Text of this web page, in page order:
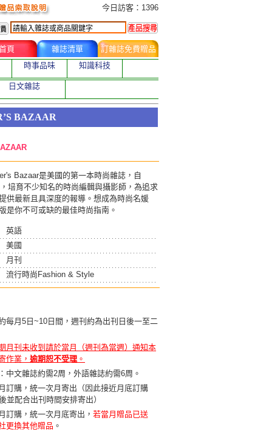
BAZAAR
Bazaar是美國的第一本時尚雜誌，自
培育不少知名的時尚編輯與攝影師，為追求
供最新且具深度的報導。想成為時尚名媛
是你不可或缺的最佳時尚指南。
英語
美國
月刊
流行時尚Fashion & Style
每月5日~10日間，週刊約為出刊日後一至二
月刊未收到請於當月（週刊為當週）通知本
作業， 逾期恕不受理 。
：中文雜誌約需2周，外語雜誌約需6周。
訂購，統一次月寄出（因此接近月底訂購
並配合出刊時間安排寄出）
訂購，統一次月底寄出， 若當月贈品已送
更換其他贈品 。
今日訪客：1396
頁 雜誌清單
訂雜誌免費贈品
時事品味 知識科技
日文雜誌